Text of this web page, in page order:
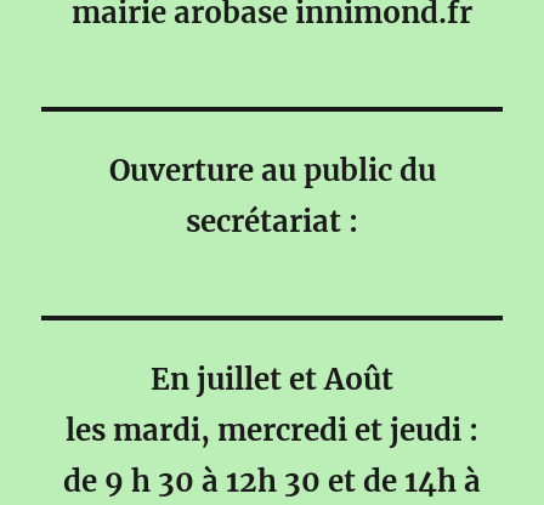
mairie arobase innimond.fr
Ouverture au public du
secrétariat :
En juillet et Août
les mardi, mercredi et jeudi :
de 9 h 30 à 12h 30 et de 14h à